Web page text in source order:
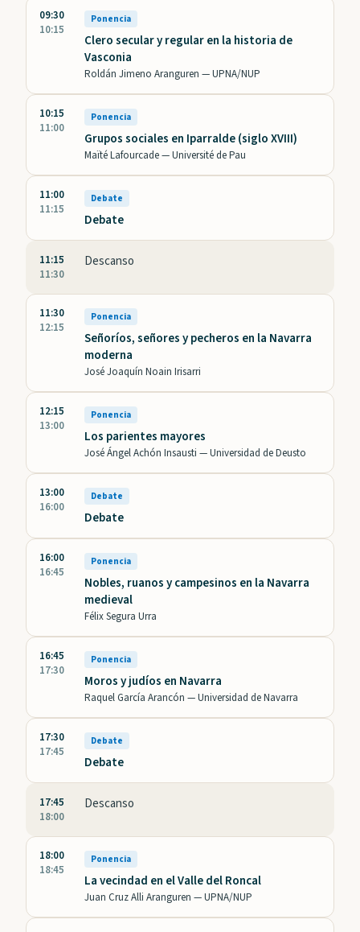
09:30
10:15
Ponencia
Clero secular y regular en la historia de
Vasconia
Roldán Jimeno Aranguren —UPNA/NUP
10:15
11:00
Ponencia
Grupos sociales en Iparralde (siglo XVIII)
Maïté Lafourcade —Université de Pau
11:00
11:15
Debate
Debate
11:15
11:30
Descanso
11:30
12:15
Ponencia
Señoríos, señores y pecheros en la Navarra
moderna
José Joaquín Noain Irisarri
12:15
13:00
Ponencia
Los parientes mayores
José Ángel Achón Insausti —Universidad de Deusto
13:00
16:00
Debate
Debate
16:00
16:45
Ponencia
Nobles, ruanos y campesinos en la Navarra
medieval
Félix Segura Urra
16:45
17:30
Ponencia
Moros y judíos en Navarra
Raquel García Arancón —Universidad de Navarra
17:30
17:45
Debate
Debate
17:45
18:00
Descanso
18:00
18:45
Ponencia
La vecindad en el Valle del Roncal
Juan Cruz Alli Aranguren —UPNA/NUP